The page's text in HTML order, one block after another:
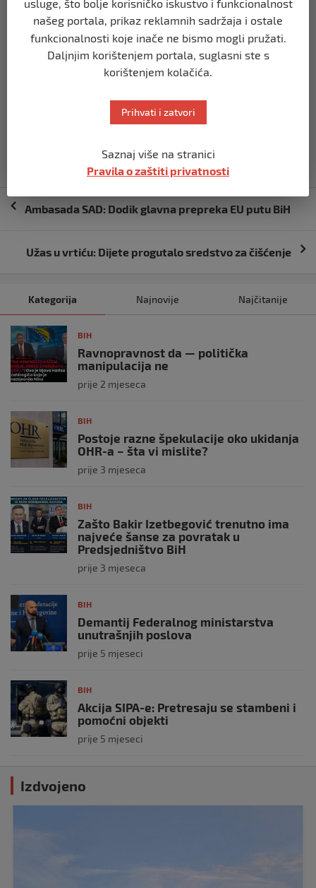
Tužilaštva BiH teretili da su pristupili grupi za
organizirani kriminal, koju je formirao Zijad Mutap radi
prikrivanja dokaza o načinu na koji je Dženan Memić
zadobio teške tjelesne povrede opasne po život uslijed
Navigacija
Ambasada SAD: Dodik glavna prepreka EU putu BiH
Užas u vrtiću: Dijete progutalo sredstvo za čišćenje
Kategorija Najnovije Najčitanije
BIH
Ravnopravnost da — politička
manipulacija ne
prije 2 mjeseca
BIH
Postoje razne špekulacije oko ukidanja
OHR-a – šta vi mislite?
prije 3 mjeseca
BIH
Zašto Bakir Izetbegović trenutno ima
najveće šanse za povratak u
Predsjedništvo BiH
prije 3 mjeseca
BIH
Demantij Federalnog ministarstva
unutrašnjih poslova
prije 5 mjeseci
BIH
Akcija SIPA-e: Pretresaju se stambeni i
pomoćni objekti
prije 5 mjeseci
Izdvojeno
usluge, što bolje korisničko iskustvo i funkcionalnost
našeg portala, prikaz reklamnih sadržaja i ostale
funkcionalnosti koje inače ne bismo mogli pružati.
Daljnjim korištenjem portala, suglasni ste s
korištenjem kolačića.
Prihvati i zatvori
Saznaj više na stranici
Pravila o zaštiti privatnosti